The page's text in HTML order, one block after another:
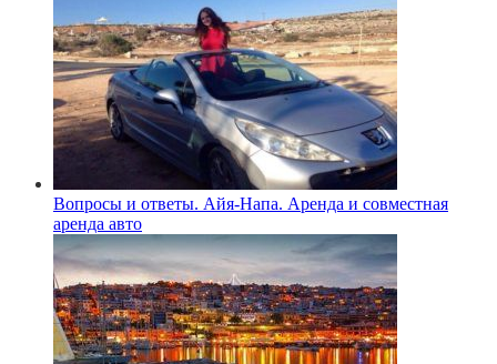
Вопросы и ответы. Айя-Напа. Аренда и совместная
аренда авто